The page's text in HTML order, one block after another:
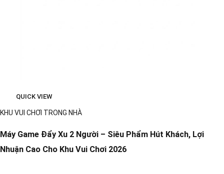
QUICK VIEW
KHU VUI CHƠI TRONG NHÀ
Máy Game Đẩy Xu 2 Người – Siêu Phẩm Hút Khách, Lợi
Nhuận Cao Cho Khu Vui Chơi 2026